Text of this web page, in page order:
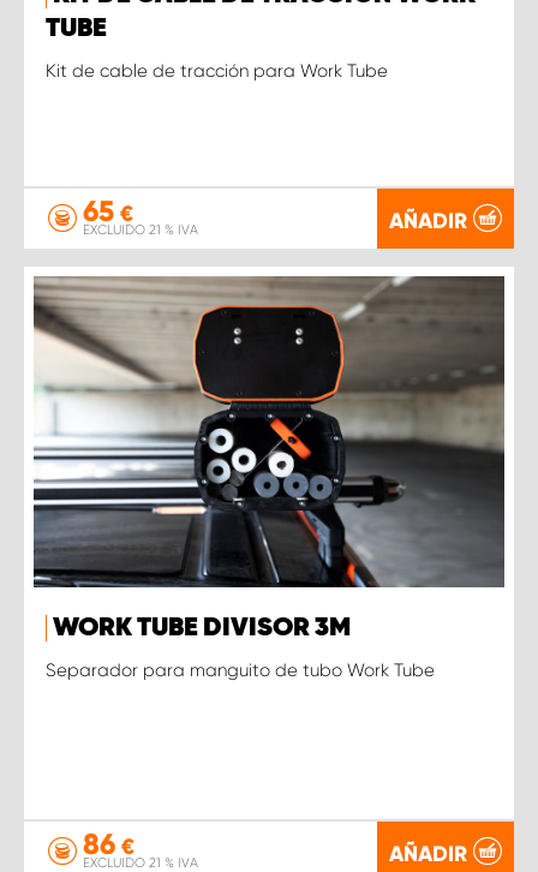
TUBE
Kit de cable de tracción para Work Tube
65 €
EXCLUIDO 21 % IVA AÑADIR
WORK TUBE DIVISOR 3M
Separador para manguito de tubo Work Tube
86 €
EXCLUIDO 21 % IVA AÑADIR